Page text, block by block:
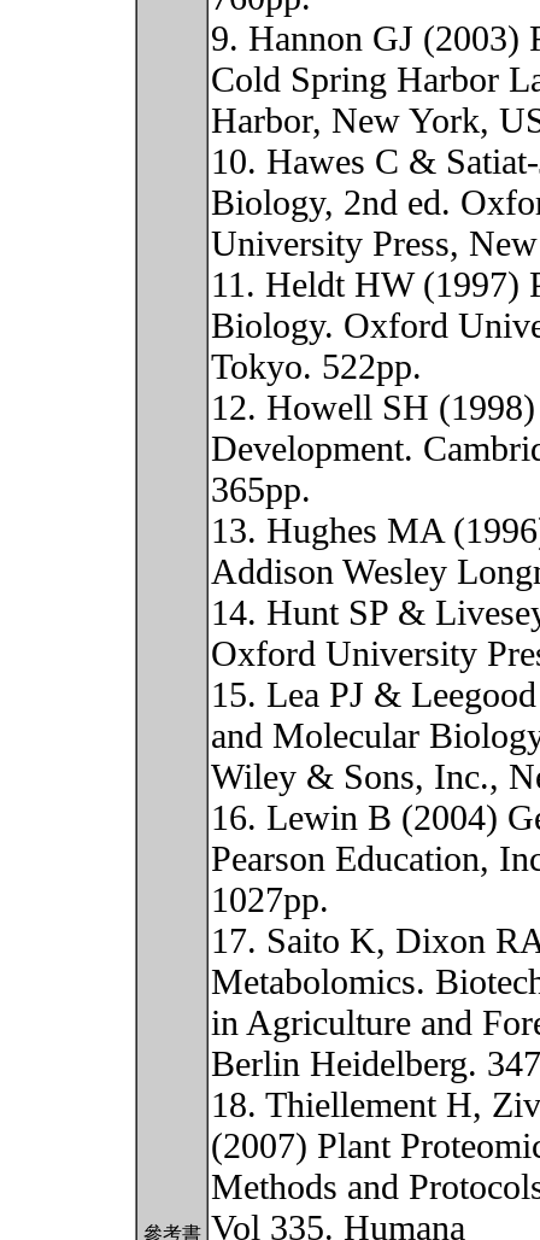
參考書
9. Hannon GJ (2003)
Cold Spring Harbor
Harbor, New York,
10. Hawes C &
Biology, 2nd ed.
University Press,
11. Heldt HW (1997)
Biology. Oxford
Tokyo. 522pp.
12. Howell SH
Development.
365pp.
13. Hughes MA
Addison Wesley
14. Hunt SP &
Oxford University
15. Lea PJ &
and Molecular
Wiley & Sons, Inc.,
16. Lewin B (2004)
Pearson Education,
1027pp.
17. Saito K, Dixon
Metabolomics.
in Agriculture and
Berlin Heidelberg.
18. Thiellement H,
(2007) Plant
Methods and
Vol 335. Humana